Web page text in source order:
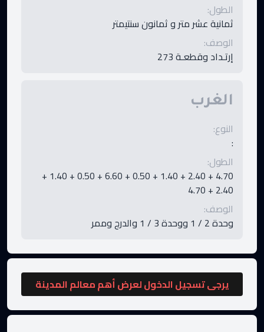
الطول:
ثمانية عشر متر و ثمانون سنتيمتر
الوصف:
إرتـداد وقطعـة 273
الغرب
النوع:
:
الطول:
4.70 + 2.40 + 1.40 + 0.50 + 6.60 + 0.50 + 1.40 +
2.40 + 4.70
الوصف:
وحدة 2 / 1 ووحدة 3 / 1 والدرج وممر
يرجى تسجيل الدخول لعرض أهم معالم المدينة